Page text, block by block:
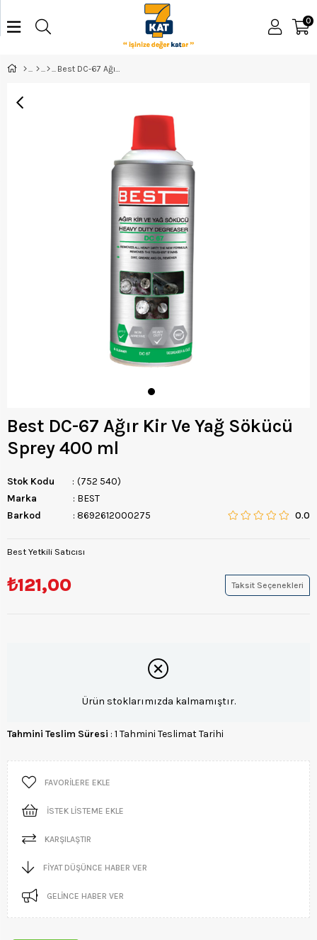
0
Best DC-67 Ağır Kir Ve Yağ Sökücü
Sprey 400 ml
Stok Kodu
(752 540)
Marka
: BEST
Barkod
: 8692612000275 0.0
Best Yetkili Satıcısı
₺121,00 Taksit Seçenekleri
Ürün stoklarımızda kalmamıştır.
Tahmini Teslim Süresi : 1 Tahmini Teslimat Tarihi
FAVORILERE EKLE
İSTEK LISTEME EKLE
KARŞILAŞTIR
FIYAT DÜŞÜNCE HABER VER
GELINCE HABER VER